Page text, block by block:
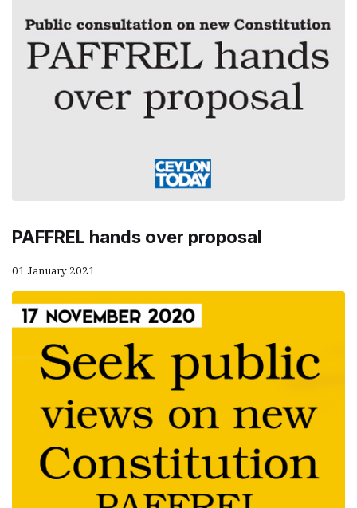
PAFFREL hands over proposal
01 January 2021